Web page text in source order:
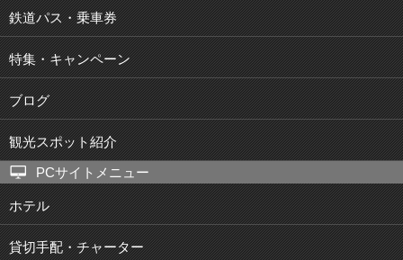
鉄道パス・乗車券
特集・キャンペーン
ブログ
観光スポット紹介
PCサイトメニュー
ホテル
貸切手配・チャーター